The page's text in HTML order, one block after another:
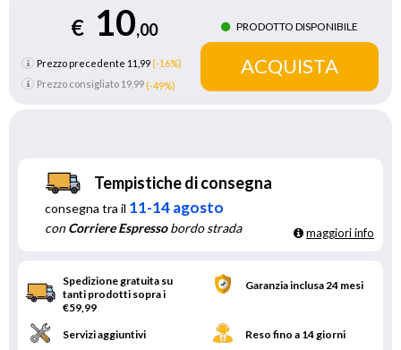
€ 10,00
Prezzo precedente 11,99 (-16%)
Prezzo consigliato 19,99 (-49%)
PRODOTTO DISPONIBILE
Tempistiche di consegna
consegna tra il 11-14 agosto
conCorriere Espressobordo strada maggiori info
Spedizione gratuita su
tanti prodotti sopra i
€59,99
Garanzia inclusa 24 mesi
Servizi aggiuntivi Reso fino a 14 giorni